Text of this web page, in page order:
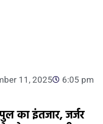
11, 2025
6:05 pm
का इंतजार, जर्जर